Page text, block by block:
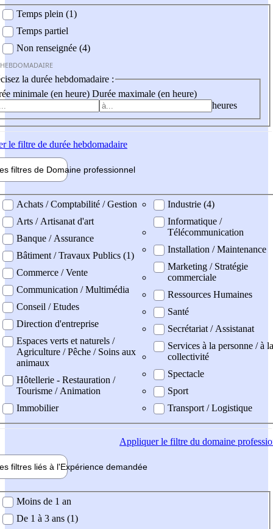
Temps plein (1)
Temps partiel
Non renseignée (4)
la durée hebdomadaire :
minimale (en heure) Durée maximale (en heure)
heures
le filtre de durée hebdomadaire
filtres de Domaine professionnel
professionel
Achats / Comptabilité / Gestion
Arts / Artisanat d'art
Banque / Assurance
Bâtiment / Travaux Publics (1)
Commerce / Vente
Communication / Multimédia
Conseil / Etudes
Direction d'entreprise
Espaces verts et naturels /
Agriculture / Pêche / Soins aux
animaux
Hôtellerie - Restauration /
Tourisme / Animation
Immobilier
Industrie (4)
Informatique /
Télécommunication
Installation / Maintenance
Marketing / Stratégie
commerciale
Ressources Humaines
Santé
Secrétariat / Assistanat
Services à la personne / à la
collectivité
Spectacle
Sport
Transport / Logistique
Appliquerle filtre du domaine
filtres liés à l'Expérience demandée
demandée
Moins de 1 an
De 1 à 3 ans (1)